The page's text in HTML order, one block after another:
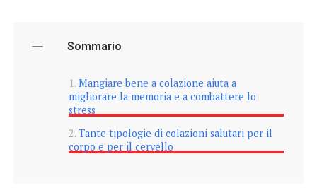
Sommario
Mangiare bene a colazione aiuta a
migliorare la memoria e a combattere lo
stress
Tante tipologie di colazioni salutari per il
corpo e per il cervello